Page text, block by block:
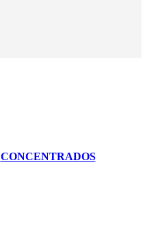
CONCENTRADOS